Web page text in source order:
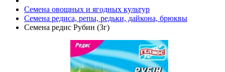
Семена овощных и ягодных культур
Семена редиса, репы, редьки, дайкона, брюквы
Семена редис Рубин (3г)